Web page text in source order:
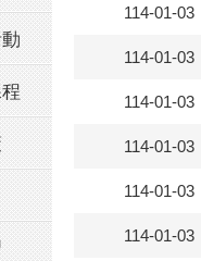
114-01-03
114-01-03
114-01-03
114-01-03
114-01-03
114-01-03